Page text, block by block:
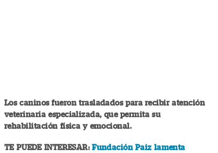
Los caninos fueron trasladados para recibir atención
veterinaria especializada, que permita su
rehabilitación física y emocional.
TE PUEDE INTERESAR:Fundación Paiz lamenta